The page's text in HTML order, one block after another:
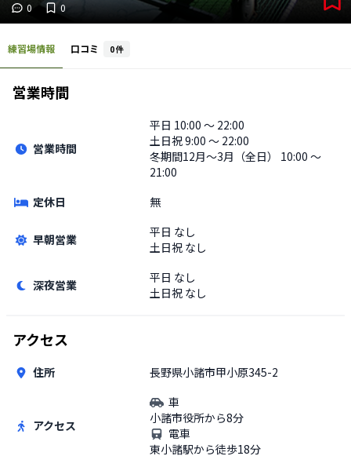
0
0
練習場情報 口コミ 0件
営業時間
営業時間
平日 10:00 〜 22:00
土日祝9:00 〜 22:00
冬期間12月〜3月（全日） 10:00 〜
21:00
定休日
無
早朝営業 平日 なし
土日祝 なし
深夜営業 平日 なし
土日祝 なし
アクセス
住所 長野県小諸市甲小原345-2
アクセス
車
小諸市役所から8分
電車
東小諸駅から徒歩18分